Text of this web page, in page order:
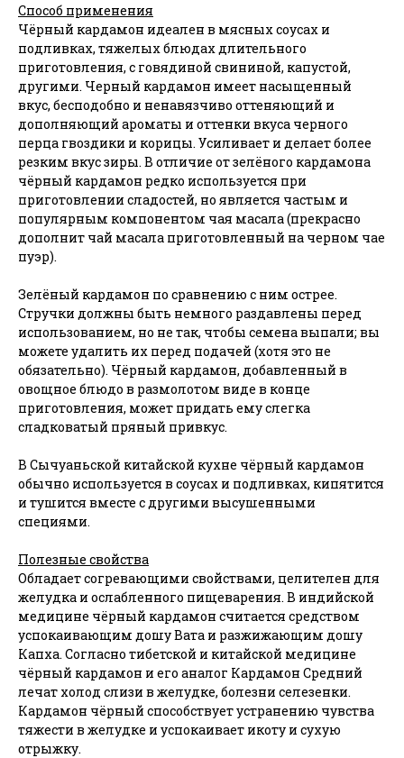
Способ применения
Чёрный кардамон идеален в мясных соусах и
подливках, тяжелых блюдах длительного
приготовления, с говядиной свининой, капустой,
другими. Черный кардамон имеет насыщенный
вкус, бесподобно и ненавязчиво оттеняющий и
дополняющий ароматы и оттенки вкуса черного
перца гвоздики и корицы. Усиливает и делает более
резким вкус зиры. В отличие от зелёного кардамона
чёрный кардамон редко используется при
приготовлении сладостей, но является частым и
популярным компонентом чая масала (прекрасно
дополнит чай масала приготовленный на черном чае
пуэр).
Зелёный кардамон по сравнению с ним острее.
Стручки должны быть немного раздавлены перед
использованием, но не так, чтобы семена выпали; вы
можете удалить их перед подачей (хотя это не
обязательно). Чёрный кардамон, добавленный в
овощное блюдо в размолотом виде в конце
приготовления, может придать ему слегка
сладковатый пряный привкус.
В Сычуаньской китайской кухне чёрный кардамон
обычно используется в соусах и подливках, кипятится
и тушится вместе с другими высушенными
специями.
Полезные свойства
Обладает согревающими свойствами, целителен для
желудка и ослабленного пищеварения. В индийской
медицине чёрный кардамон считается средством
успокаивающим дошу Вата и разжижающим дошу
Капха. Согласно тибетской и китайской медицине
чёрный кардамон и его аналог Кардамон Средний
лечат холод слизи в желудке, болезни селезенки.
Кардамон чёрный способствует устранению чувства
тяжести в желудке и успокаивает икоту и сухую
отрыжку.